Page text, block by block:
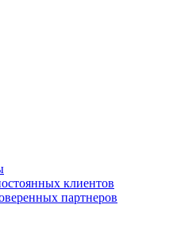
клиентов
партнеров